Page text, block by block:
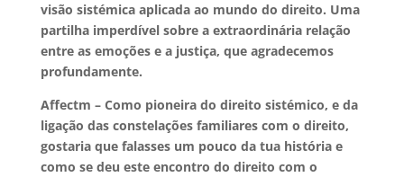
visão sistémica aplicada ao mundo do direito. Uma
partilha imperdível sobre a extraordinária relação
entre as emoções e a justiça, que agradecemos
profundamente.
Affectm – Como pioneira do direito sistémico, e da
ligação das constelações familiares com o direito,
gostaria que falasses um pouco da tua história e
como se deu este encontro do direito com o